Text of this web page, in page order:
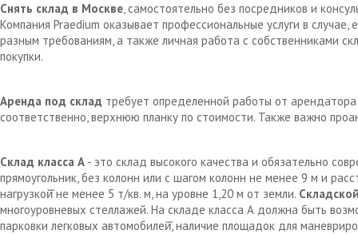
Снять склад в Москве, самостоятельно без посредников и
Компания Praedium оказывает профессиональные услуги в
разным требованиям, а также личная работа с собственниками
покупки.
Аренда под склад требует определенной работы от
соответственно, верхнюю планку по стоимости. Также важно
Склад класса А - это склад высокого качества и обязательно
прямоугольник, без колонн или с шагом колонн не менее 9 м и
нагрузкой̆ не менее 5 т/кв. м, на уровне 1,20 м от земли.
многоуровневых стеллажей. На складе класса А должна быть
парковки легковых автомобилей̆, наличие площадок для